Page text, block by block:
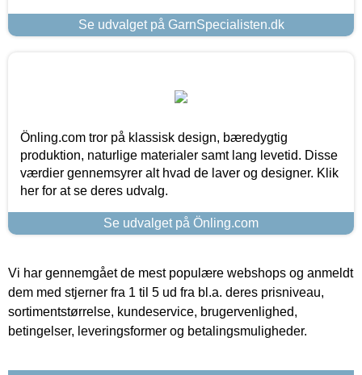
Se udvalget på GarnSpecialisten.dk
Önling.com tror på klassisk design, bæredygtig
produktion, naturlige materialer samt lang levetid. Disse
værdier gennemsyrer alt hvad de laver og designer. Klik
her for at se deres udvalg.
Se udvalget på Önling.com
Vi har gennemgået de mest populære webshops og anmeldt
dem med stjerner fra 1 til 5 ud fra bl.a. deres prisniveau,
sortimentstørrelse, kundeservice, brugervenlighed,
betingelser, leveringsformer og betalingsmuligheder.